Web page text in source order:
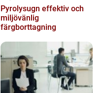
Pyrolysugn effektiv och
miljövänlig
färgborttagning